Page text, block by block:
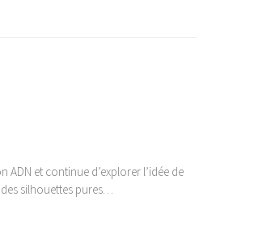
et continue d’explorer l’idée de
silhouettes pures…